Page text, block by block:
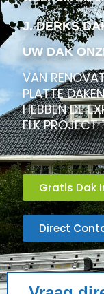
J. DERKS
UW DAK
VAN
PLATTE
HEBBEN DE
ELK PROJECT
Gratis Dak
Direct